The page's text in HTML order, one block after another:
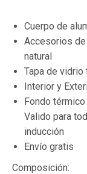
Cuerpo de
Accesorios de
natural
Tapa de vidrio
Interior y
Fondo térmico
Valido para
inducción
Envío gratis
Composición: